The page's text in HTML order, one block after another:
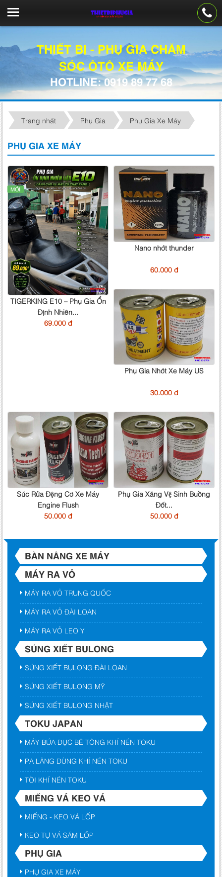
THIẾT BỊ - PHỤ GIA CHĂM
SÓC ÔTÔ XE MÁY
HOTLINE: 0919 89 77 68
Trang nhất Phụ Gia Phụ Gia Xe Máy
PHỤ GIA XE MÁY
MỚI
TIGERKING E10 – Phụ Gia Ổn
Định Nhiên...
69.000 đ
Nano nhớt thunder
60.000 đ
Phụ Gia Nhớt Xe Máy US
30.000 đ
Súc Rửa Động Cơ Xe Máy
Engine Flush
50.000 đ
Phụ Gia Xăng Vệ Sinh Buồng
Đốt...
50.000 đ
BÀN NÂNG XE MÁY
MÁY RA VỎ
MÁY RA VỎ TRUNG QUỐC
MÁY RA VỎ ĐÀI LOAN
MÁY RA VỎ LEO Y
SÚNG XIẾT BULONG
SÚNG XIẾT BULONG ĐÀI LOAN
SÚNG XIẾT BULONG MỸ
SÚNG XIẾT BULONG NHẬT
TOKU JAPAN
MÁY BÚA ĐỤC BÊ TÔNG KHÍ NÉN TOKU
PA LĂNG DÙNG KHÍ NÉN TOKU
TỜI KHÍ NÉN TOKU
MIẾNG VÁ KEO VÁ
MIẾNG - KEO VÁ LỐP
KEO TỰ VÁ SĂM LỐP
PHỤ GIA
PHỤ GIA XE MÁY